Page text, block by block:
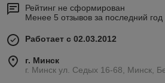
Рейтинг не сформирован
Менее 5 отзывов за последний год
Работает с 02.03.2012
г. Минск
г. Минск ул. Седых 16-68, Минск,